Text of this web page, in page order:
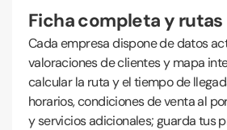
Ficha completa y rutas
Cada empresa dispone de datos
valoraciones de clientes y mapa
calcular la ruta y el tiempo de
horarios, condiciones de venta al
y servicios adicionales; guarda tus